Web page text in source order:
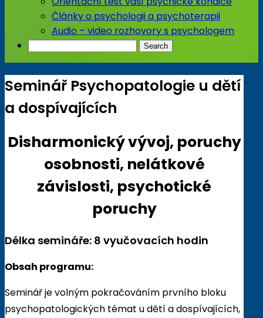
Články o psychologii a psychoterapii
Audio – video rozhovory s psychologem
Seminář Psychopatologie u dětí
a dospívajících
Disharmonický vývoj, poruchy
osobnosti, nelátkové
závislosti, psychotické
poruchy
Délka semináře: 8 vyučovacích hodin
Obsah programu:
Seminář je volným pokračováním prvního bloku
psychopatologických témat u dětí a dospívajících,